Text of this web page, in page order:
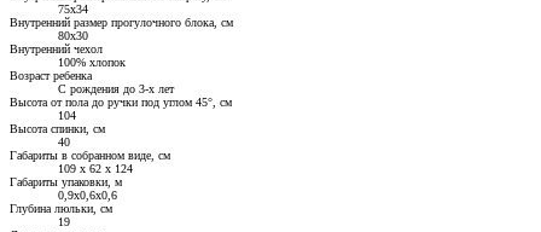
75х34
Внутренний размер прогулочного блока, см
80х30
Внутренний чехол
100% хлопок
Возраст ребенка
С рождения до 3-х лет
Высота от пола до ручки под углом 45°, см
104
Высота спинки, см
40
Габариты в собранном виде, см
109 х 62 х 124
Габариты упаковки, м
0,9х0,6х0,6
Глубина люльки, см
19